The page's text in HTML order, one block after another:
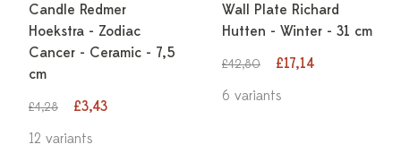
Candle Redmer
Hoekstra - Zodiac
Cancer - Ceramic - 7,5
cm
£4,28
£3,43
12 variants
Wall Plate Richard
Hutten - Winter - 31 cm
£42,80
£17,14
6 variants